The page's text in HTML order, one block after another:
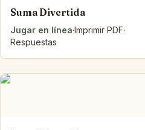
Suma Divertida
Jugar en línea·Imprimir PDF·
Respuestas